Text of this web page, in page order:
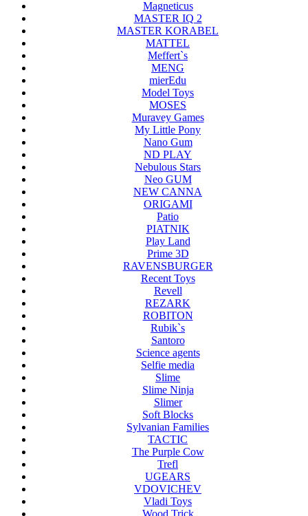
Magneticus
MASTER IQ 2
MASTER KORABEL
MATTEL
Meffert`s
MENG
mierEdu
Model Toys
MOSES
Muravey Games
My Little Pony
Nano Gum
ND PLAY
Nebulous Stars
Neo GUM
NEW CANNA
ORIGAMI
Patio
PIATNIK
Play Land
Prime 3D
RAVENSBURGER
Recent Toys
Revell
REZARK
ROBITON
Rubik`s
Santoro
Science agents
Selfie media
Slime
Slime Ninja
Slimer
Soft Blocks
Sylvanian Families
TACTIC
The Purple Cow
Trefl
UGEARS
VDOVICHEV
Vladi Toys